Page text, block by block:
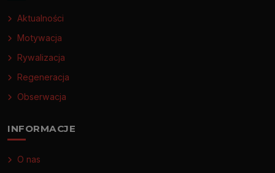
Aktualności
Motywacja
Rywalizacja
Regeneracja
Obserwacja
INFORMACJE
O nas